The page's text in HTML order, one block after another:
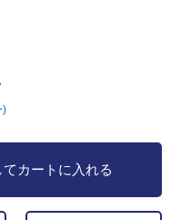
)
カートに入れる